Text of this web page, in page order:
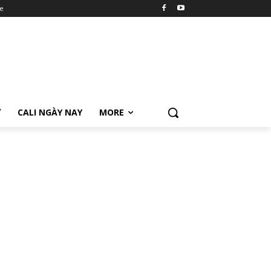
CALI NGÀY NAY MORE